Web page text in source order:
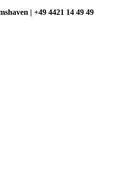
| +49 4421 14 49 49